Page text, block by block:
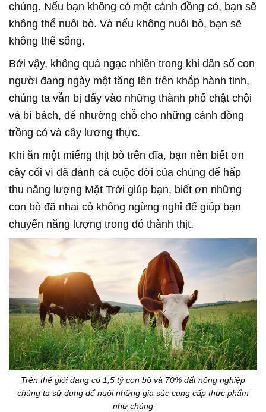
chúng. Nếu bạn không có một cánh đồng cỏ, bạn sẽ
không thể nuôi bò. Và nếu không nuôi bò, bạn sẽ
không thể sống.
Bởi vậy, không quá ngạc nhiên trong khi dân số con
người đang ngày một tăng lên trên khắp hành tinh,
chúng ta vẫn bị đẩy vào những thành phố chật chội
và bí bách, để nhường chỗ cho những cánh đồng
trồng cỏ và cây lương thực.
Khi ăn một miếng thịt bò trên đĩa, bạn nên biết ơn
cây cối vì đã dành cả cuộc đời của chúng để hấp
thu năng lượng Mặt Trời giúp bạn, biết ơn những
con bò đã nhai cỏ không ngừng nghỉ để giúp bạn
chuyển năng lượng trong đó thành thịt.
Trên thế giới đang có 1,5 tỷ con bò và 70% đất nông nghiệp
chúng ta sử dụng để nuôi những gia súc cung cấp thực phẩm
như chúng